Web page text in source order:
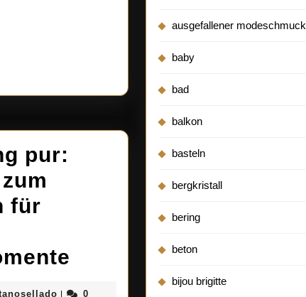
pur:
für
Entspannung
elsotanosellado
0
ausgefallener modeschmuck
baby
bad
balkon
basteln
bergkristall
bering
beton
bijou brigitte